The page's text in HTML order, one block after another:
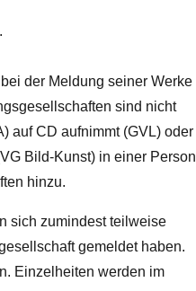
der Meldung seiner Werke
sind nicht
auf CD aufnimmt (GVL) oder
Bild-Kunst) in einer Person
hinzu.
sich zumindest teilweise
gemeldet haben.
Einzelheiten werden im